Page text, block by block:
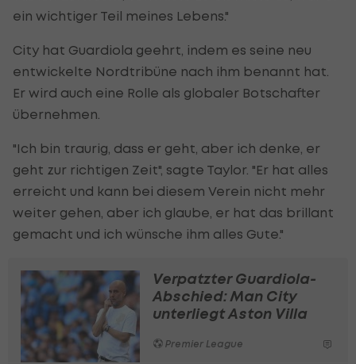
ein wichtiger Teil meines Lebens."
City hat Guardiola geehrt, indem es seine neu
entwickelte Nordtribüne nach ihm benannt hat.
Er wird auch eine Rolle als globaler Botschafter
übernehmen.
"Ich bin traurig, dass er geht, aber ich denke, er
geht zur richtigen Zeit", sagte Taylor. "Er hat alles
erreicht und kann bei diesem Verein nicht mehr
weiter gehen, aber ich glaube, er hat das brillant
gemacht und ich wünsche ihm alles Gute."
Verpatzter Guardiola-
Abschied: Man City
unterliegt Aston Villa
Premier League